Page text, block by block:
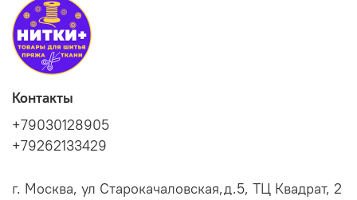
Контакты
+79030128905
+79262133429
г. Москва, ул Старокачаловская,д.5, ТЦ Квадрат, 2